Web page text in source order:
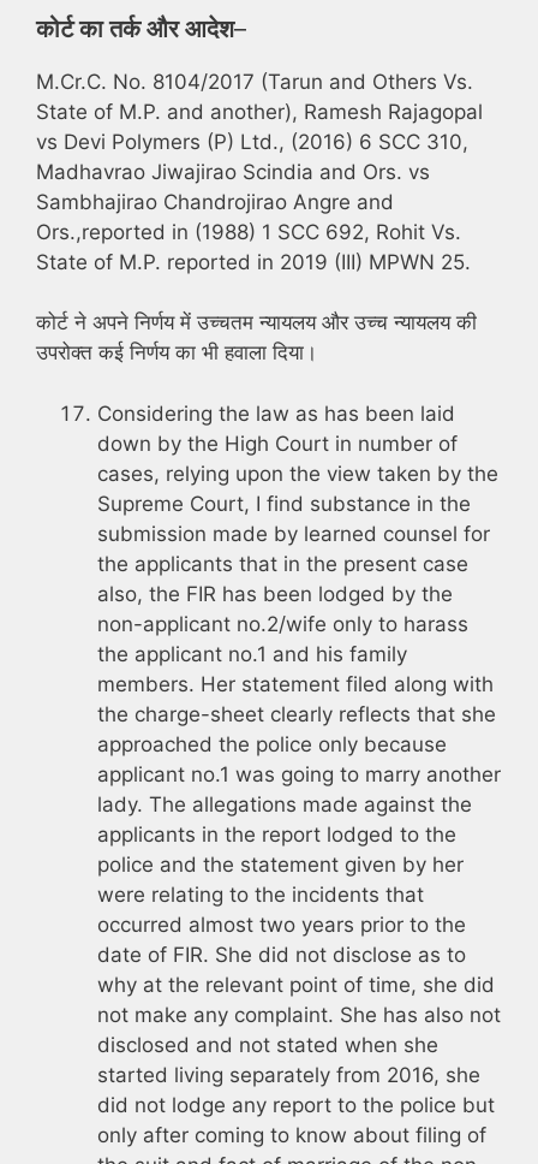
कोर्ट का तर्क और आदेश–
M.Cr.C. No. 8104/2017 (Tarun and Others Vs.
State of M.P. and another), Ramesh Rajagopal
vs Devi Polymers (P) Ltd., (2016) 6 SCC 310,
Madhavrao Jiwajirao Scindia and Ors. vs
Sambhajirao Chandrojirao Angre and
Ors.,reported in (1988) 1 SCC 692, Rohit Vs.
State of M.P. reported in 2019 (III) MPWN 25.
कोर्ट ने अपने निर्णय में उच्चतम न्यायलय और उच्च न्यायलय की
उपरोक्त कई निर्णय का भी हवाला दिया।
Considering the law as has been laid
down by the High Court in number of
cases, relying upon the view taken by the
Supreme Court, I find substance in the
submission made by learned counsel for
the applicants that in the present case
also, the FIR has been lodged by the
non-applicant no.2/wife only to harass
the applicant no.1 and his family
members. Her statement filed along with
the charge-sheet clearly reflects that she
approached the police only because
applicant no.1 was going to marry another
lady. The allegations made against the
applicants in the report lodged to the
police and the statement given by her
were relating to the incidents that
occurred almost two years prior to the
date of FIR. She did not disclose as to
why at the relevant point of time, she did
not make any complaint. She has also not
disclosed and not stated when she
started living separately from 2016, she
did not lodge any report to the police but
only after coming to know about filing of